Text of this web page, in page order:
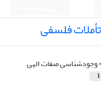
تأملات فلسفی
وجودشناسی صفات الهی
1